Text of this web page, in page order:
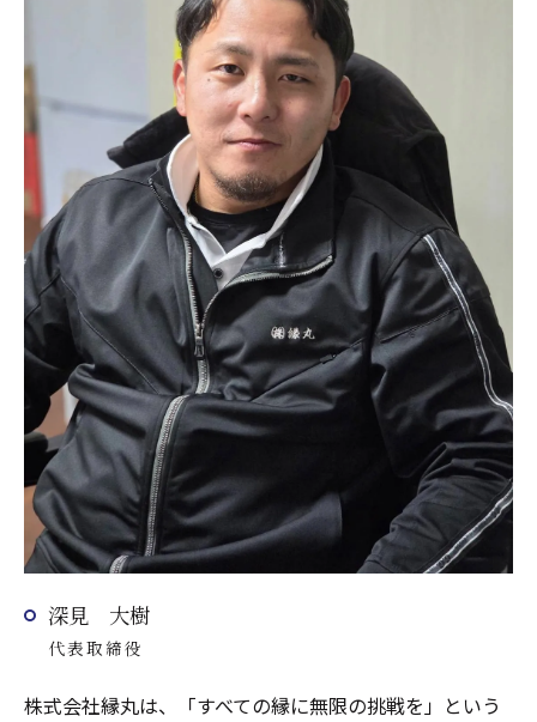
深見 大樹
代表取締役
株式会社縁丸は、「すべての縁に無限の挑戦を」という